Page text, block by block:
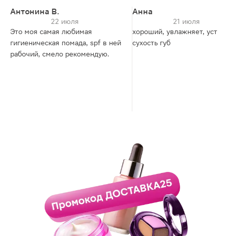
Антонина В.
22 июля
Это моя самая любимая
гигиеническая помада, spf в ней
рабочий, смело рекомендую.
Анна
21 июля
хороший, увлажняет, устраняет
сухость губ